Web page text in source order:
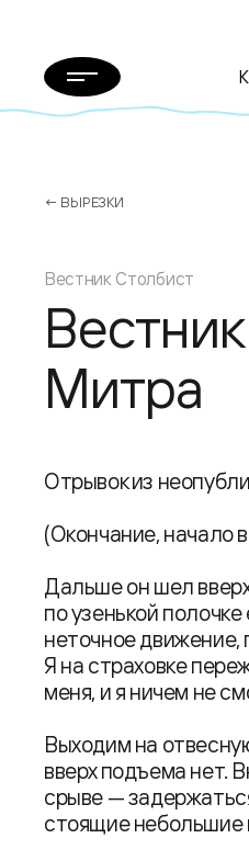
← ВЫРЕЗКИ
Вестник Столбист
Митра
Отрывок из
(Окончание, начало
Дальше он шел
по узенькой
неточное движение,
Я на страховке
меня, и я ничем не
Выходим на
вверх подъема нет.
срыве —
стоящие небольшие